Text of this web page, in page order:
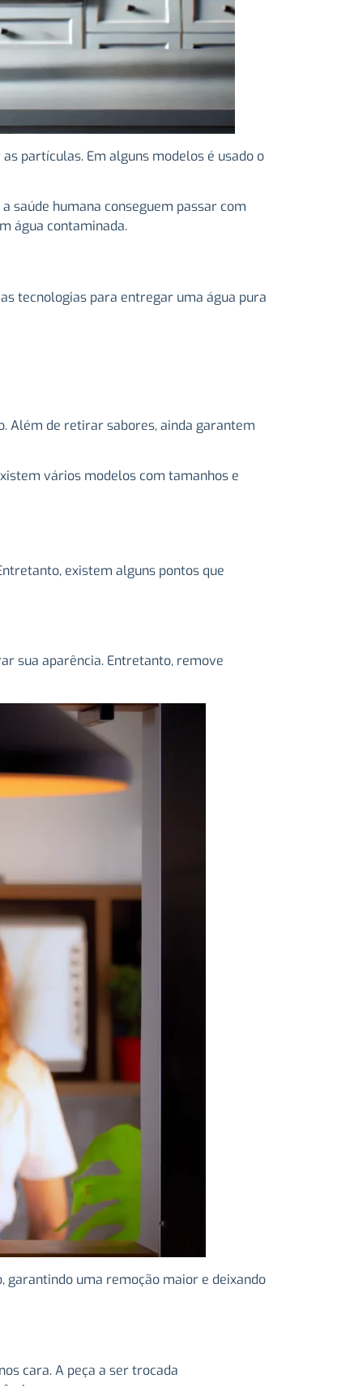
partículas. Em alguns modelos é usado o
saúde humana conseguem passar com
água contaminada.
tecnologias para entregar uma água pura
Além de retirar sabores, ainda garantem
vários modelos com tamanhos e
existem alguns pontos que
sua aparência. Entretanto, remove
uma remoção maior e deixando
cara. A peça a ser trocada